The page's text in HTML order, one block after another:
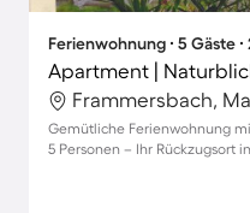
Ferienwohnung ∙ 5 Gäste
Apartment |
Frammersbach,
Gemütliche Ferienwohnung
5 Personen – Ihr Rückzugsort